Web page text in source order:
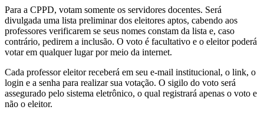
Para a CPPD, votam somente os servidores docentes. Será
divulgada uma lista preliminar dos eleitores aptos, cabendo aos
professores verificarem se seus nomes constam da lista e, caso
contrário, pedirem a inclusão. O voto é facultativo e o eleitor poderá
votar em qualquer lugar por meio da internet.
Cada professor eleitor receberá em seu e-mail institucional, o link, o
login e a senha para realizar sua votação. O sigilo do voto será
assegurado pelo sistema eletrônico, o qual registrará apenas o voto e
não o eleitor.